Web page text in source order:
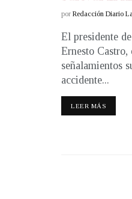
por Redacción Diario
El presidente
Ernesto
señalamientos
accidente...
LEER MÁS